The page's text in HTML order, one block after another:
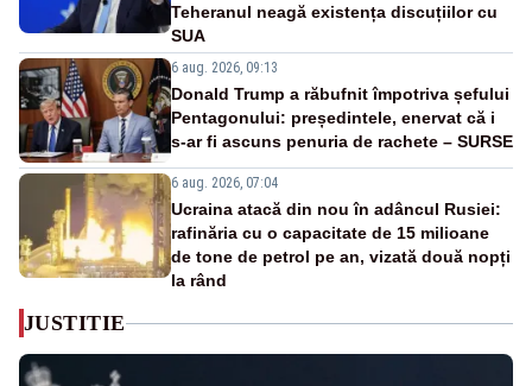
Teheranul neagă existența discuțiilor cu
SUA
6 aug. 2026, 09:13
Donald Trump a răbufnit împotriva șefului
Pentagonului: președintele, enervat că i
s-ar fi ascuns penuria de rachete – SURSE
6 aug. 2026, 07:04
Ucraina atacă din nou în adâncul Rusiei:
rafinăria cu o capacitate de 15 milioane
de tone de petrol pe an, vizată două nopți
la rând
JUSTITIE